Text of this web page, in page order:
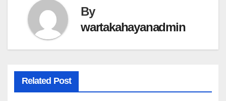
By
wartakahayanadmin
Related Post